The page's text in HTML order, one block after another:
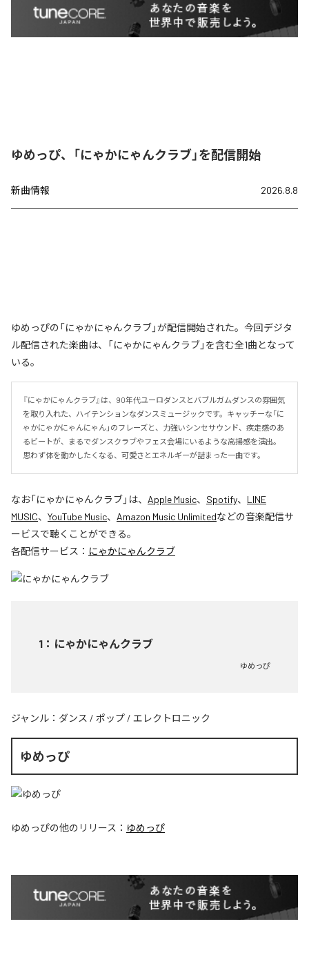
ゆめっぴ、「にゃかにゃんクラブ」を配信開始
新曲情報 2026.8.8
ゆめっぴの「にゃかにゃんクラブ」が配信開始された。今回デジタ
ル配信された楽曲は、「にゃかにゃんクラブ」を含む全1曲となって
いる。
『にゃかにゃんクラブ』は、90年代ユーロダンスとバブルガムダンスの雰囲気
を取り入れた、ハイテンションなダンスミュージックです。キャッチーな「に
ゃかにゃかにゃんにゃん」のフレーズと、力強いシンセサウンド、疾走感のあ
るビートが、まるでダンスクラブやフェス会場にいるような高揚感を演出。
思わず体を動かしたくなる、可愛さとエネルギーが詰まった一曲です。
なお「にゃかにゃんクラブ」は、 Apple Music、 Spotify、 LINE
MUSIC、 YouTube Music、 Amazon Music Unlimitedなどの音楽配信サ
ービスで聴くことができる。
各配信サービス： にゃかにゃんクラブ
1 ： にゃかにゃんクラブ
ゆめっぴ
ジャンル： ダンス / ポップ / エレクトロニック
ゆめっぴ
ゆめっぴの他のリリース： ゆめっぴ